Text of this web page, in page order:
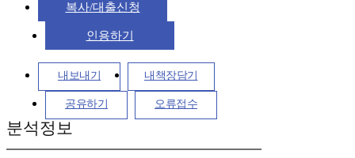
복사/대출신청
인용하기
내보내기 내책장담기
공유하기 오류접수
분석정보